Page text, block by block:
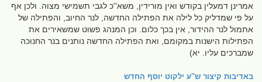
אמרינן דמעלין בקודש ואין מורידין, משא''כ לגבי תשמישי מצוה. ולכן אף
על פי שמדליק כל לילה את הפתילה החדשה, לנר החיוב, והפתילה של
אתמול לנר ההידור, אין בכך כלום. וכן המנהג פשוט שמשאירים את
הפתילות הישנות במקומם, ואת הפתילה החדשה נותנים בנר החנוכה
שמברכים עליו. יא)
באדיבות קיצור ש''ע ילקוט יוסף החדש